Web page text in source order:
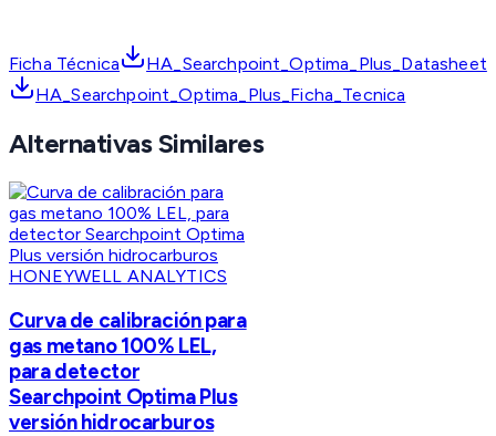
Ficha Técnica
HA_Searchpoint_Optima_Plus_Datasheet
HA_Searchpoint_Optima_Plus_Ficha_Tecnica
Alternativas Similares
HONEYWELL ANALYTICS
Curva de calibración para
gas metano 100% LEL,
para detector
Searchpoint Optima Plus
versión hidrocarburos